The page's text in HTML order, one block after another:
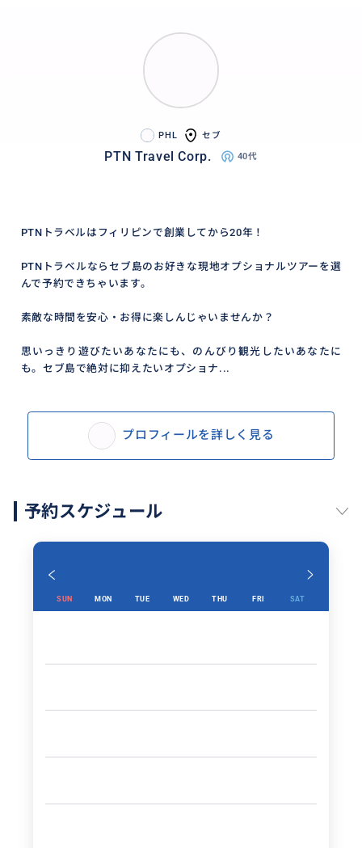
PHL セブ
PTN Travel Corp. 40代
PTNトラベルはフィリピンで創業してから20年！
PTNトラベルならセブ島のお好きな現地オプショナルツアーを選
んで予約できちゃいます。
素敵な時間を安心・お得に楽しんじゃいませんか？
思いっきり遊びたいあなたにも、のんびり観光したいあなたに
も。セブ島で絶対に抑えたいオプショナ...
プロフィールを詳しく見る
予約スケジュール
SUN MON TUE WED THU FRI SAT